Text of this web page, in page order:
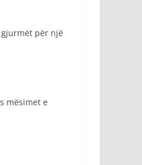
për një
mësimet e